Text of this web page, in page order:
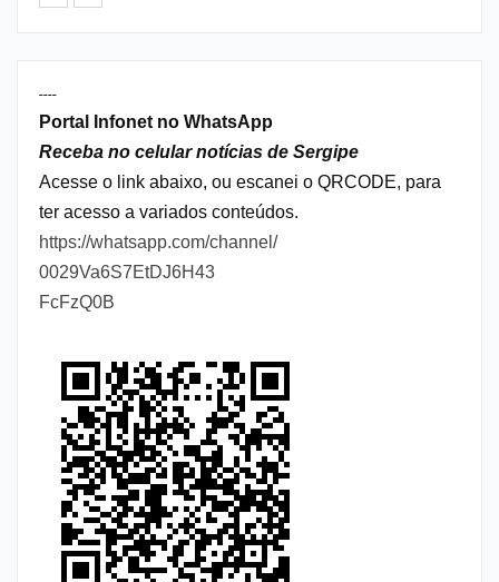
----
Portal Infonet no WhatsApp
Receba no celular notícias de Sergipe
Acesse o link abaixo, ou escanei o QRCODE, para
ter acesso a variados conteúdos.
https://whatsapp.com/channel/
0029Va6S7EtDJ6H43
FcFzQ0B